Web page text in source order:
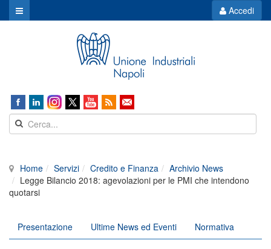
Accedi
Home Servizi Credito e Finanza
Archivio News
Legge Bilancio 2018: agevolazioni per le PMI che intendono
quotarsi
Presentazione Ultime News ed Eventi Normativa